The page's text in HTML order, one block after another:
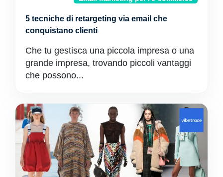
5 tecniche di retargeting via email che
conquistano clienti
Che tu gestisca una piccola impresa o una
grande impresa, trovando piccoli vantaggi
che possono...